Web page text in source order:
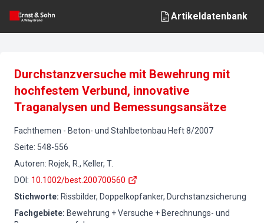
Artikeldatenbank
Durchstanzversuche mit Bewehrung mit
hochfestem Verbund, innovative
Traganalysen und Bemessungsansätze
Fachthemen - Beton- und Stahlbetonbau Heft8/2007
Seite: 548-556
Autoren: Rojek, R., Keller, T.
DOI : 10.1002/best.200700560
Stichworte: Rissbilder, Doppelkopfanker, Durchstanzsicherung
Fachgebiete: Bewehrung + Versuche + Berechnungs- und